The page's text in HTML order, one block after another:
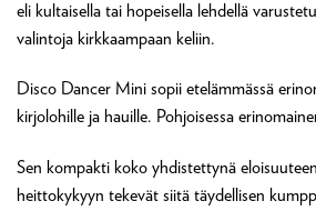
eli kultaisella tai hopeisella lehdellä
valintoja kirkkaampaan keliin.
Disco Dancer Mini sopii etelämmässä
kirjolohille ja hauille. Pohjoisessa
Sen kompakti koko yhdistettynä
heittokykyyn tekevät siitä täydellisen